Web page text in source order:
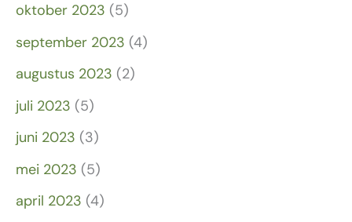
oktober 2023 (5)
september 2023 (4)
augustus 2023 (2)
juli 2023 (5)
juni 2023 (3)
mei 2023 (5)
april 2023 (4)